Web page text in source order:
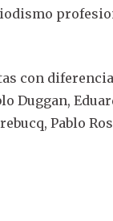
con
Duggan,
Pablo